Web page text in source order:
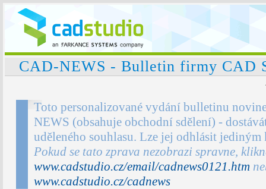
CAD-NEWS - Bulletin firmy CAD
Toto personalizované vydání bulletinu
NEWS (obsahuje obchodní sdělení) -
uděleného souhlasu. Lze jej odhlásit
Pokud se tato zprava nezobrazi spravne,
www.cadstudio.cz/email/cadnews0121.htm
www.cadstudio.cz/cadnews